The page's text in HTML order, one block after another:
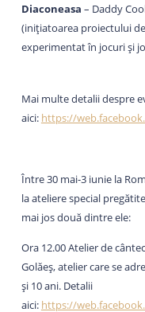
Diaconeasa – Daddy
(iniţiatoarea proiectului
experimentat în jocuri și
Mai multe detalii despre
aici: https://
Între 30 mai-3 iunie la
la ateliere special
mai jos două dintre ele:
Ora 12.00 Atelier de
Golăeș, atelier care se
și 10 ani. Detalii
aici: https://